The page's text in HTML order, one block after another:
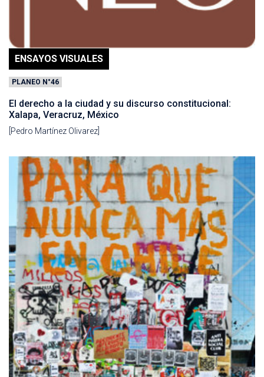
ENSAYOS VISUALES
PLANEO N°46
El derecho a la ciudad y su discurso constitucional:
Xalapa, Veracruz, México
[Pedro Martínez Olivarez]